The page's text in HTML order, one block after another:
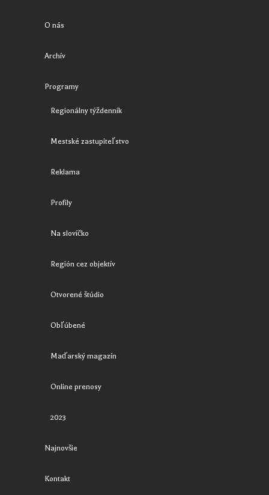
O nás
Archív
Programy
Regionálny týždenník
Mestské zastupiteľstvo
Reklama
Profily
Na slovíčko
Región cez objektív
Otvorené štúdio
Obľúbené
Maďarský magazín
Online prenosy
2023
Najnovšie
Kontakt